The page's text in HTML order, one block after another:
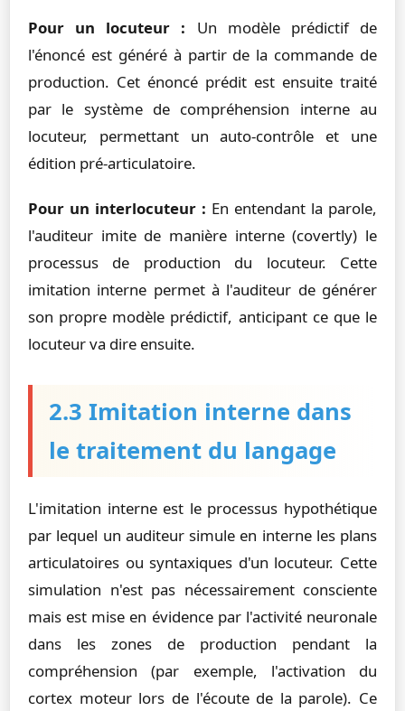
Pour un locuteur : Un modèle prédictif de
l'énoncé est généré à partir de la commande de
production. Cet énoncé prédit est ensuite traité
par le système de compréhension interne au
locuteur, permettant un auto-contrôle et une
édition pré-articulatoire.
Pour un interlocuteur : En entendant la parole,
l'auditeur imite de manière interne (covertly) le
processus de production du locuteur. Cette
imitation interne permet à l'auditeur de générer
son propre modèle prédictif, anticipant ce que le
locuteur va dire ensuite.
2.3 Imitation interne dans
le traitement du langage
L'imitation interne est le processus hypothétique
par lequel un auditeur simule en interne les plans
articulatoires ou syntaxiques d'un locuteur. Cette
simulation n'est pas nécessairement consciente
mais est mise en évidence par l'activité neuronale
dans les zones de production pendant la
compréhension (par exemple, l'activation du
cortex moteur lors de l'écoute de la parole). Ce